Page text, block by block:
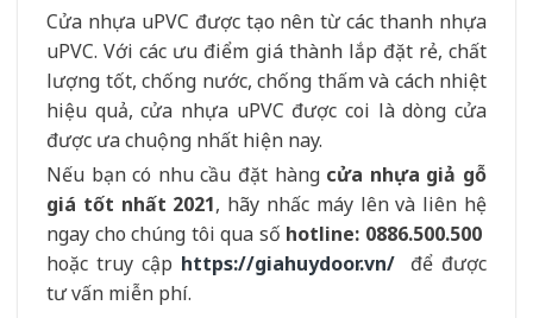
Cửa nhựa uPVC được tạo nên từ các thanh nhựa
uPVC. Với các ưu điểm giá thành lắp đặt rẻ, chất
lượng tốt, chống nước, chống thấm và cách nhiệt
hiệu quả, cửa nhựa uPVC được coi là dòng cửa
được ưa chuộng nhất hiện nay.
Nếu bạn có nhu cầu đặt hàng cửa nhựa giả gỗ
giá tốt nhất 2021, hãy nhấc máy lên và liên hệ
ngay cho chúng tôi qua số hotline: 0886.500.500
hoặc truy cập https://giahuydoor.vn/để được
tư vấn miễn phí.